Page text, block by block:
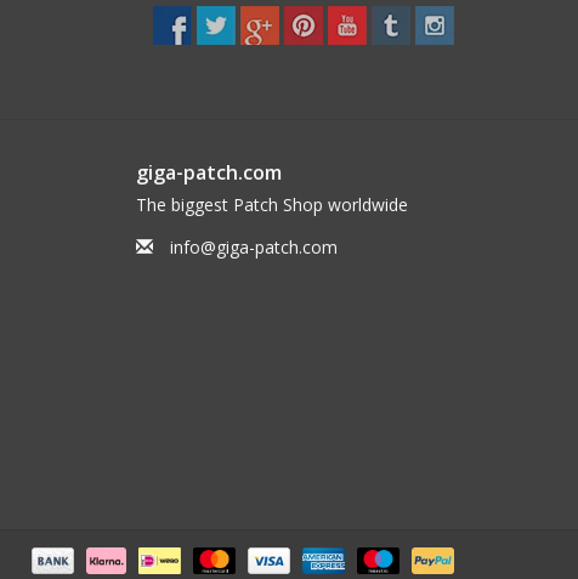
giga-patch.com
The biggest Patch Shop worldwide
info@giga-patch.com